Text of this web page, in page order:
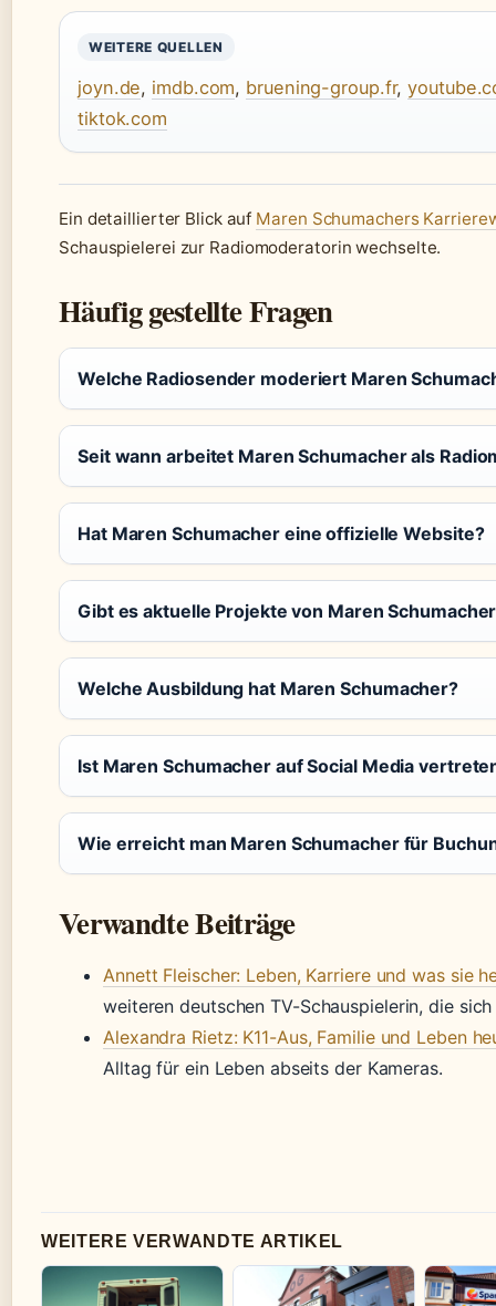
WEITERE QUELLEN
joyn.de, imdb.com, bruening-group.fr,
tiktok.com
Ein detaillierter Blick auf Maren Schumachers
Schauspielerei zur Radiomoderatorin wechselte.
Häufig gestellte Fragen
Welche Radiosender moderiert Maren
Seit wann arbeitet Maren Schumacher als
Hat Maren Schumacher eine offizielle Website?
Gibt es aktuelle Projekte von Maren
Welche Ausbildung hat Maren Schumacher?
Ist Maren Schumacher auf Social Media
Wie erreicht man Maren Schumacher für
Verwandte Beiträge
Annett Fleischer: Leben, Karriere und was sie
weiteren deutschen TV-Schauspielerin, die
Alexandra Rietz: K11-Aus, Familie und Leben
Alltag für ein Leben abseits der Kameras.
WEITERE VERWANDTE ARTIKEL